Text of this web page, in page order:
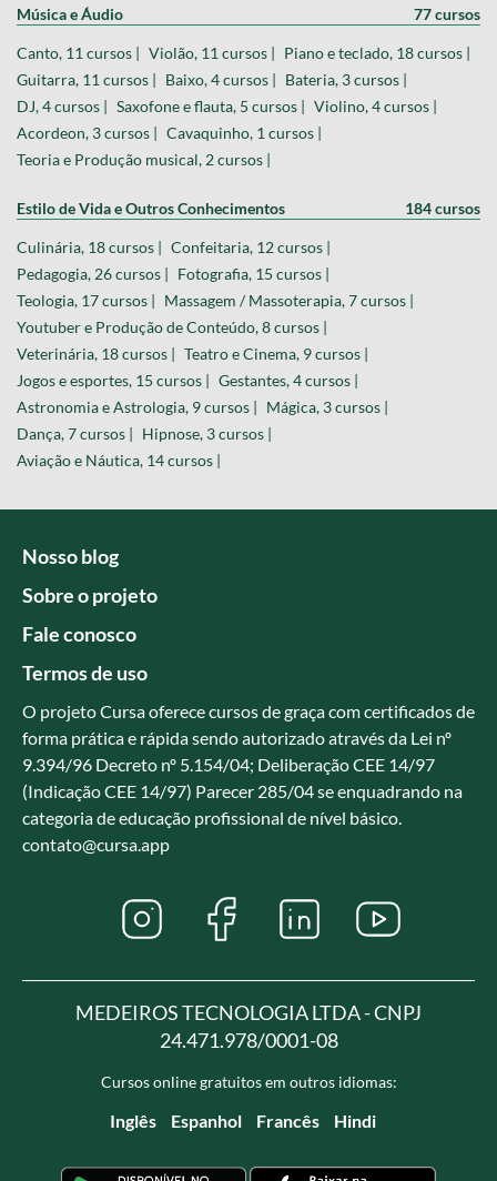
Música e Áudio 77 cursos
Canto, 11 cursos | Violão, 11 cursos | Piano e teclado, 18 cursos |
Guitarra, 11 cursos | Baixo, 4 cursos | Bateria, 3 cursos |
DJ, 4 cursos | Saxofone e flauta, 5 cursos | Violino, 4 cursos |
Acordeon, 3 cursos | Cavaquinho, 1 cursos |
Teoria e Produção musical, 2 cursos |
Estilo de Vida e Outros Conhecimentos 184 cursos
Culinária, 18 cursos | Confeitaria, 12 cursos |
Pedagogia, 26 cursos | Fotografia, 15 cursos |
Teologia, 17 cursos | Massagem / Massoterapia, 7 cursos |
Youtuber e Produção de Conteúdo, 8 cursos |
Veterinária, 18 cursos | Teatro e Cinema, 9 cursos |
Jogos e esportes, 15 cursos | Gestantes, 4 cursos |
Astronomia e Astrologia, 9 cursos | Mágica, 3 cursos |
Dança, 7 cursos | Hipnose, 3 cursos |
Aviação e Náutica, 14 cursos |
Nosso blog
Sobre o projeto
Fale conosco
Termos de uso
O projeto Cursa oferece cursos de graça com certificados de
forma prática e rápida sendo autorizado através da Lei nº
9.394/96 Decreto nº 5.154/04; Deliberação CEE 14/97
(Indicação CEE 14/97) Parecer 285/04 se enquadrando na
categoria de educação profissional de nível básico.
contato@cursa.app
MEDEIROS TECNOLOGIA LTDA - CNPJ
24.471.978/0001-08
Cursos online gratuitos em outros idiomas:
Inglês Espanhol Francês Hindi